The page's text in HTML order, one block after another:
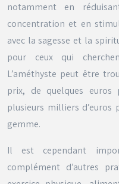
notamment en
concentration et en
avec la sagesse et la
pour ceux qui
L’améthyste peut être
prix, de quelques
plusieurs milliers
gemme.
Il est cependant
complément d’autres